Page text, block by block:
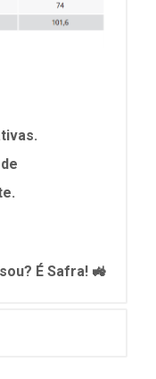
É Safra! 🚜